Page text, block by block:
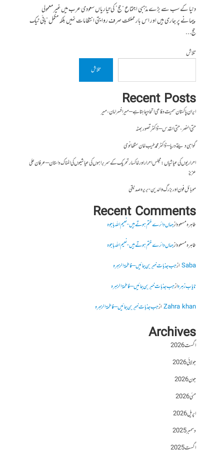
دنیا کے سب سے بڑے مذہبی اجتماع “حج” کی تیاریاں سعودی عرب میں غیر معمولی
پیمانے پر جاری ہیں اور اس بار مملکت صرف روایتی انتظامات نہیں بلکہ مکمل “ہائی ٹیک
حج...
تلاش
تلاش
Recent Posts
ایران پاکستان سمیت دفاعی اتحاد چاہتا ہے – میر افسر امان،میر
حتی النصر ، حتی القدس – ڈاکٹر تصور بھٹہ
گواہی دیتے دریا – ڈاکٹر محمد طیب خان سنگھانوی
احراریوں کی عیاشیاں : مجلس احرار اور خاکسار تحریک کے سربراہوں کی عیاشیوں کی المناک داستان – عرفان علی
عزیز
موبائل فون اور بزرگ والدین- بریرہ صدیقی
Recent Comments
طاہرہ مسعودازجہاں دائرے ختم ہوتے ہیں- نعیم اللہ باجوہ
طاہرہ مسعودازجہاں دائرے ختم ہوتے ہیں- نعیم اللہ باجوہ
Sabaازجب جذبات خبر بن جائیں – فاطمۃالزہرہ
نایاب زہرہازجب جذبات خبر بن جائیں – فاطمۃالزہرہ
Zahra khanازجب جذبات خبر بن جائیں – فاطمۃالزہرہ
Archives
اگست 2026
جولائی 2026
جون 2026
مئی 2026
اپریل 2026
دسمبر 2025
اگست 2025